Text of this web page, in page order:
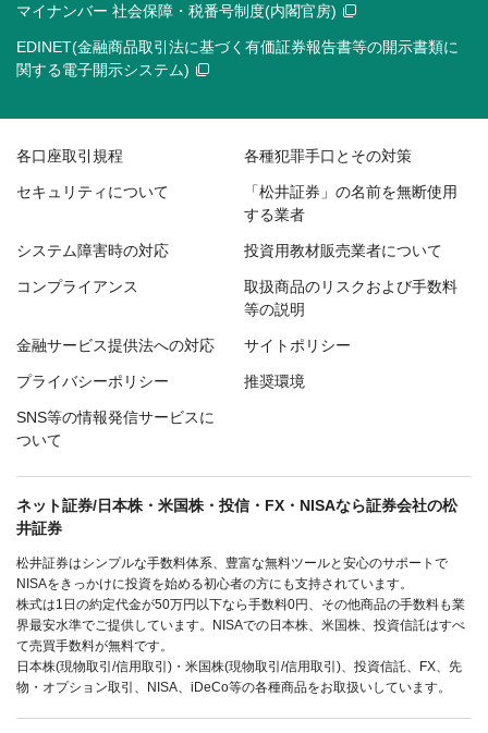
マイナンバー 社会保障・税番号制度(内閣官房)
EDINET(金融商品取引法に基づく有価証券報告書等の開示書類に
関する電子開示システム)
各口座取引規程 各種犯罪手口とその対策
セキュリティについて
「松井証券」の名前を無断使用
する業者
システム障害時の対応 投資用教材販売業者について
コンプライアンス
取扱商品のリスクおよび手数料
等の説明
金融サービス提供法への対応 サイトポリシー
プライバシーポリシー 推奨環境
SNS等の情報発信サービスに
ついて
ネット証券/日本株・米国株・投信・FX・NISAなら証券会社の松
井証券
松井証券はシンプルな手数料体系、豊富な無料ツールと安心のサポートで
NISAをきっかけに投資を始める初心者の方にも支持されています。
株式は1日の約定代金が50万円以下なら手数料0円、その他商品の手数料も業
界最安水準でご提供しています。NISAでの日本株、米国株、投資信託はすべ
て売買手数料が無料です。
日本株(現物取引/信用取引)・米国株(現物取引/信用取引)、投資信託、FX、先
物・オプション取引、NISA、iDeCo等の各種商品をお取扱いしています。